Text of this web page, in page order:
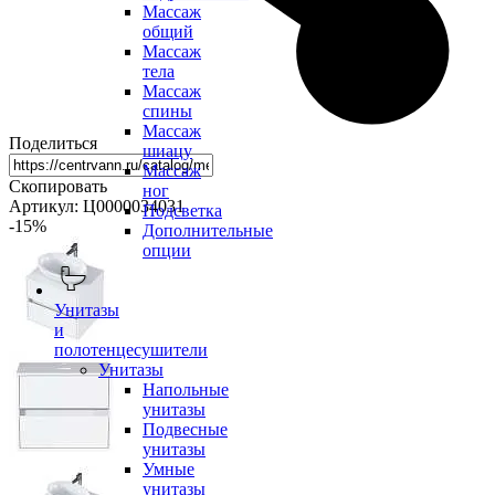
Массаж
общий
Массаж
тела
Массаж
спины
Массаж
шиацу
Массаж
ног
Подсветка
Дополнительные
опции
Унитазы
и
полотенцесушители
Унитазы
Напольные
унитазы
Подвесные
унитазы
Умные
унитазы
Поделиться
Скопировать
Артикул: Ц0000034031
-15%